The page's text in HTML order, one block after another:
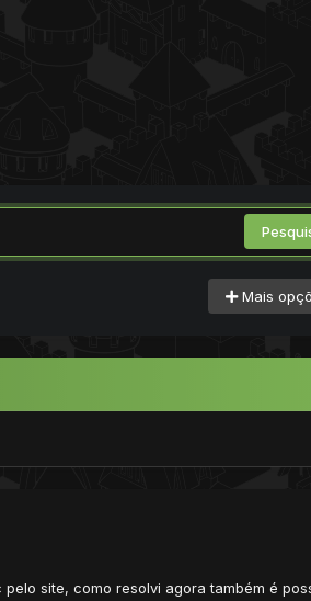
Mais
site, como resolvi agora também é